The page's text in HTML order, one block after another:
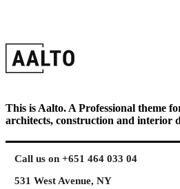
This is Aalto. A Professional theme
architects, construction and interior
Call us on +651 464 033 04
531 West Avenue, NY